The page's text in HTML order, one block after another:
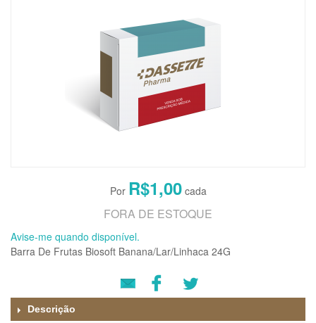
R$1,00
FORA DE ESTOQUE
Avise-me quando disponível.
Barra De Frutas Biosoft Banana/Lar/Linhaca 24G
Descrição